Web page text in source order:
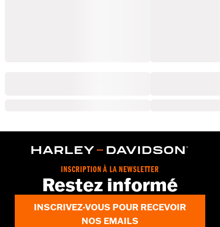
INSCRIPTION À LA NEWSLETTER
Restez informé
INSCRIVEZ-VOUS POUR RECEVOIR
NOS EMAILS